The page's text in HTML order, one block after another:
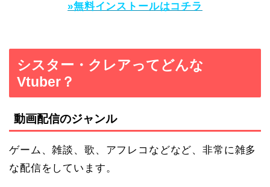
»無料インストールはコチラ
シスター・クレアってどんな
Vtuber？
動画配信のジャンル
ゲーム、雑談、歌、アフレコなどなど、非常に雑多
な配信をしています。